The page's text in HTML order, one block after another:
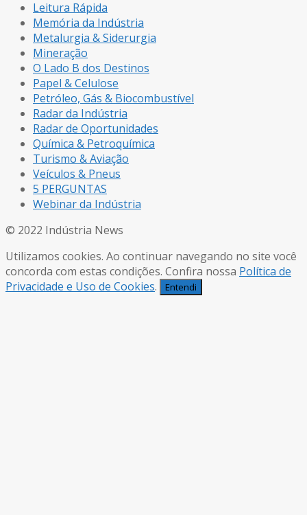
Leitura Rápida
Memória da Indústria
Metalurgia & Siderurgia
Mineração
O Lado B dos Destinos
Papel & Celulose
Petróleo, Gás & Biocombustível
Radar da Indústria
Radar de Oportunidades
Química & Petroquímica
Turismo & Aviação
Veículos & Pneus
5 PERGUNTAS
Webinar da Indústria
© 2022 Indústria News
Utilizamos cookies. Ao continuar navegando no site você
concorda com estas condições. Confira nossa Política de
Privacidade e Uso de Cookies. Entendi